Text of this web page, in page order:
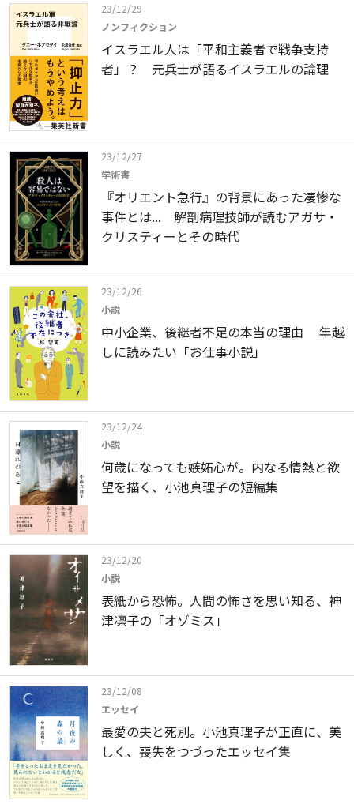
23/12/29
ノンフィクション
イスラエル人は「平和主義者で戦争支持
者」？ 元兵士が語るイスラエルの論理
23/12/27
学術書
『オリエント急行』の背景にあった凄惨な
事件とは... 解剖病理技師が読むアガサ・
クリスティーとその時代
23/12/26
小説
中小企業、後継者不足の本当の理由 年越
しに読みたい「お仕事小説」
23/12/24
小説
何歳になっても嫉妬心が。内なる情熱と欲
望を描く、小池真理子の短編集
23/12/20
小説
表紙から恐怖。人間の怖さを思い知る、神
津凛子の「オゾミス」
23/12/08
エッセイ
最愛の夫と死別。小池真理子が正直に、美
しく、喪失をつづったエッセイ集